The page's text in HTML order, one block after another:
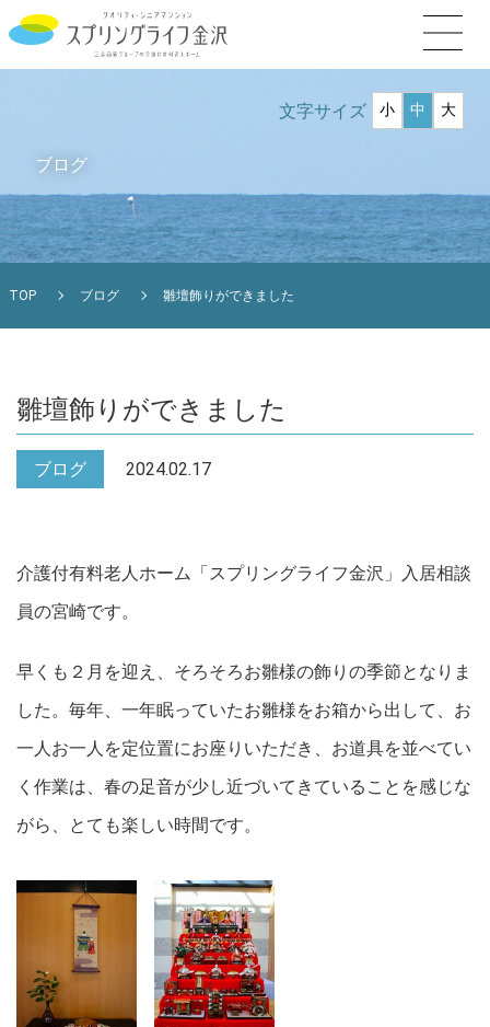
文字サイズ 小 中 大
ブログ
TOP ブログ 雛壇飾りができました
雛壇飾りができました
ブログ 2024.02.17
介護付有料老人ホーム「スプリングライフ金沢」入居相談
員の宮崎です。
早くも２月を迎え、そろそろお雛様の飾りの季節となりま
した。毎年、一年眠っていたお雛様をお箱から出して、お
一人お一人を定位置にお座りいただき、お道具を並べてい
く作業は、春の足音が少し近づいてきていることを感じな
がら、とても楽しい時間です。